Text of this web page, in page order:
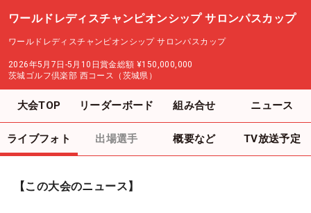
ワールドレディスチャンピオンシップ サロンパスカップ
ワールドレディスチャンピオンシップ サロンパスカップ
2026年5月7日-5月10日賞金総額 ¥150,000,000
茨城ゴルフ倶楽部 西コース（茨城県）
大会TOP リーダーボード 組み合せ ニュース
ライブフォト 出場選手 概要など TV放送予定
【この大会のニュース】